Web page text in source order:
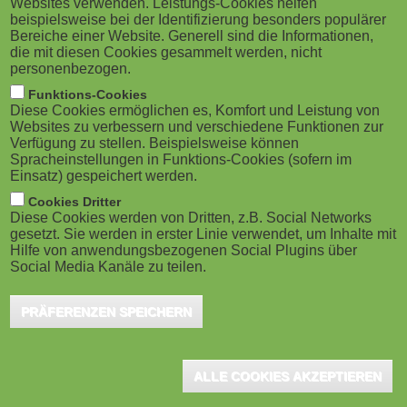
M
o
b
i
l
e
)
g
a
o
n
Zürich, Juni 2026 - Florian Gnägi ist die treibende Kraft
hinter OpenOlat sowie Gründer und Geschäftsführer der
frentix GmbH. Seit über 20 Jahren prägt er die Entwicklung
digitaler Lernlösungen und teilt im Gespräch seine
Einschätzungen mit - zu Trends, Herausforderungen und
Zukunftsperspektiven der Bildungstechnologie.
LEARNTEC Keynote
"Ohne psychologische
Sicherheit gibt es keine
KI-Experimentierkultur"
Karlsruhe, April 2026 - Wie alle disruptiven Technologien
Websites verwenden. Leistungs-Cookies helfen
beispielsweise bei der Identifizierung besonders populärer
Bereiche einer Website. Generell sind die Informationen,
die mit diesen Cookies gesammelt werden, nicht
personenbezogen.
Funktions-Cookies
Diese Cookies ermöglichen es, Komfort und Leistung von
Websites zu verbessern und verschiedene Funktionen zur
Verfügung zu stellen. Beispielsweise können
Spracheinstellungen in Funktions-Cookies (sofern im
Einsatz) gespeichert werden.
Cookies Dritter
Diese Cookies werden von Dritten, z.B. Social Networks
gesetzt. Sie werden in erster Linie verwendet, um Inhalte mit
Hilfe von anwendungsbezogenen Social Plugins über
Social Media Kanäle zu teilen.
PRÄFERENZEN SPEICHERN
ALLE COOKIES AKZEPTIEREN